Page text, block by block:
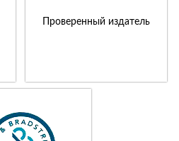
Проверенный издатель